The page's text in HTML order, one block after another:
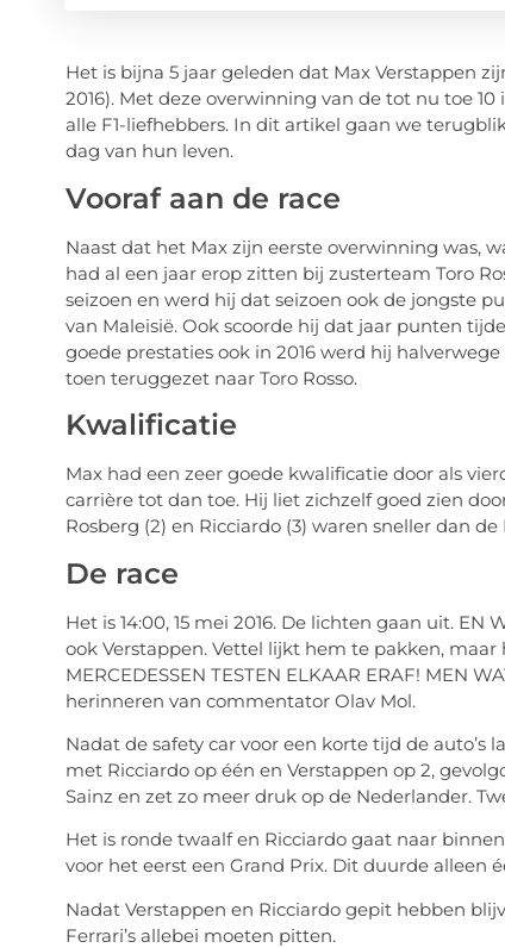
Het is bijna 5 jaar geleden dat Max Verstappen
2016). Met deze overwinning van de tot nu toe
alle F1-liefhebbers. In dit artikel gaan we
dag van hun leven.
Vooraf aan de race
Naast dat het Max zijn eerste overwinning was,
had al een jaar erop zitten bij zusterteam Toro
seizoen en werd hij dat seizoen ook de jongste
van Maleisië. Ook scoorde hij dat jaar punten
goede prestaties ook in 2016 werd hij
toen teruggezet naar Toro Rosso.
Kwalificatie
Max had een zeer goede kwalificatie door als
carrière tot dan toe. Hij liet zichzelf goed zien
Rosberg (2) en Ricciardo (3) waren sneller dan
De race
Het is 14:00, 15 mei 2016. De lichten gaan uit.
ook Verstappen. Vettel lijkt hem te pakken,
MERCEDESSEN TESTEN ELKAAR ERAF! MEN
herinneren van commentator Olav Mol.
Nadat de safety car voor een korte tijd de
met Ricciardo op één en Verstappen op 2,
Sainz en zet zo meer druk op de Nederlander.
Het is ronde twaalf en Ricciardo gaat naar
voor het eerst een Grand Prix. Dit duurde alleen
Nadat Verstappen en Ricciardo gepit hebben
Ferrari’s allebei moeten pitten.